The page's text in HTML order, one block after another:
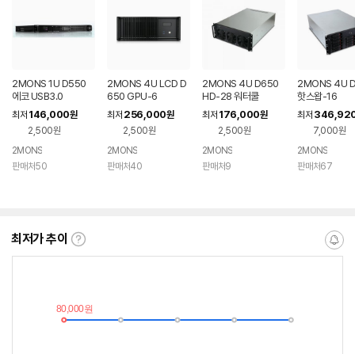
2MONS 1U D550
에코 USB3.0
최저 146,000원
2,500원
2MONS
판매처50
2MONS 4U LCD D
650 GPU-6
최저 256,000원
2,500원
2MONS
판매처40
2MONS 4U D650
HD-28 워터쿨
최저 176,000원
2,500원
2MONS
판매처9
2MONS 4U
핫스왑-16
최저
7,000원
2MONS
판매처67
최저가 추이
최
이
란?
알